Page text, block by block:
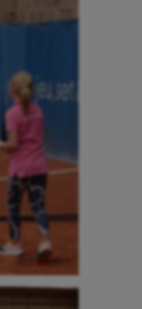
/ Marche